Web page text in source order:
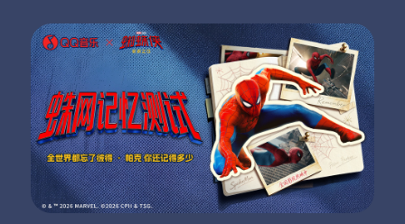
为了吐丝蚕儿要吃桑叶
为了播种花儿要开放
我走过丛林山岗
也走过白雪茫茫
看到了山川的风貌
也听到大地在成长
在旷野中 我嗅到芬芳
从泥土里 我摄取营养
为了吐丝蚕儿要吃桑叶
为了播种花儿要开放
我走过丛林山岗